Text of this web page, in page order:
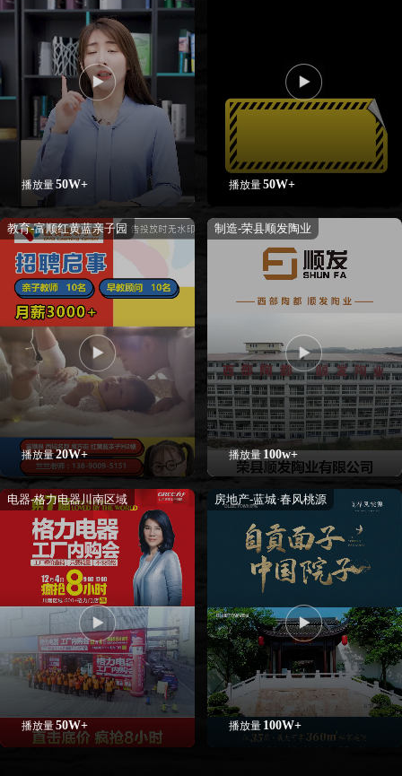
播放量50W+ 播放量50W+
教育-富顺红黄蓝亲子园
播放量20W+
制造-荣县顺发陶业
播放量100w+
电器-格力电器川南区域
播放量50W+
房地产-蓝城·春风桃源
播放量 100W+